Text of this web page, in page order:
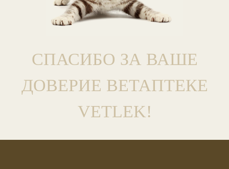
СПАСИБО ЗА ВАШЕ
ДОВЕРИЕ ВЕТАПТЕКЕ
VETLEK!